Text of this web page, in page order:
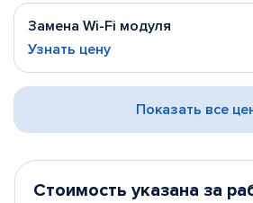
Замена Wi-Fi модуля
Узнать цену
Показать все
Стоимость указана за